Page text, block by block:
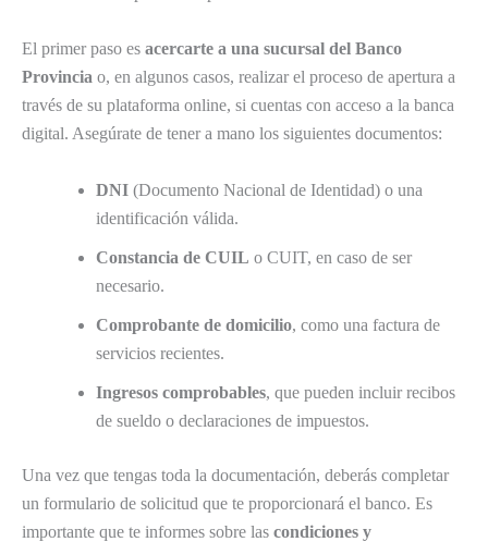
El primer paso es acercarte a una sucursal del Banco
Provincia o, en algunos casos, realizar el proceso de apertura a
través de su plataforma online, si cuentas con acceso a la banca
digital. Asegúrate de tener a mano los siguientes documentos:
DNI (Documento Nacional de Identidad) o una
identificación válida.
Constancia de CUIL o CUIT, en caso de ser
necesario.
Comprobante de domicilio, como una factura de
servicios recientes.
Ingresos comprobables, que pueden incluir recibos
de sueldo o declaraciones de impuestos.
Una vez que tengas toda la documentación, deberás completar
un formulario de solicitud que te proporcionará el banco. Es
importante que te informes sobre las condiciones y